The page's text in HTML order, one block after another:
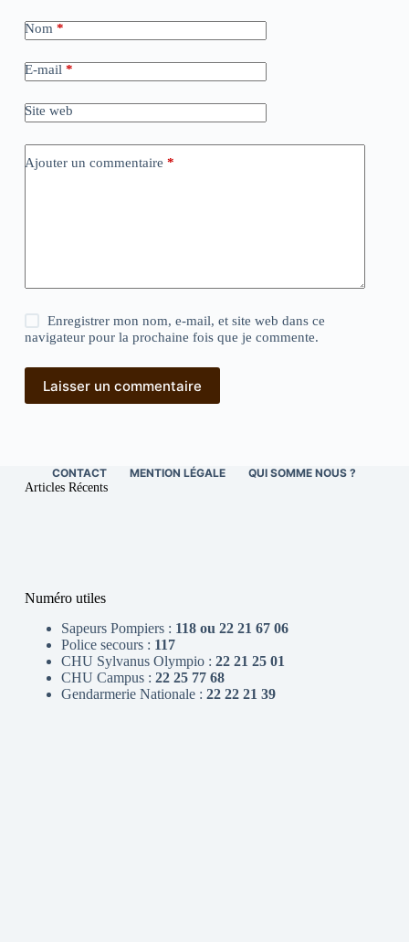
Nom *
E-mail *
Site web
Ajouter un commentaire *
Enregistrer mon nom, e-mail, et site web dans ce
navigateur pour la prochaine fois que je commente.
Laisser un commentaire
CONTACT MENTION LÉGALE QUI SOMME NOUS ?
Articles Récents
Numéro utiles
Sapeurs Pompiers : 118 ou 22 21 67 06
Police secours : 117
CHU Sylvanus Olympio : 22 21 25 01
CHU Campus : 22 25 77 68
Gendarmerie Nationale : 22 22 21 39